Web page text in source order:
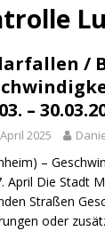
/ Vermisst
/ Vermisst
/ Vermisst
Warnmeldung der
/
/
Polizei
/
–
2025
–
April Die Stadt
Straßen
oder